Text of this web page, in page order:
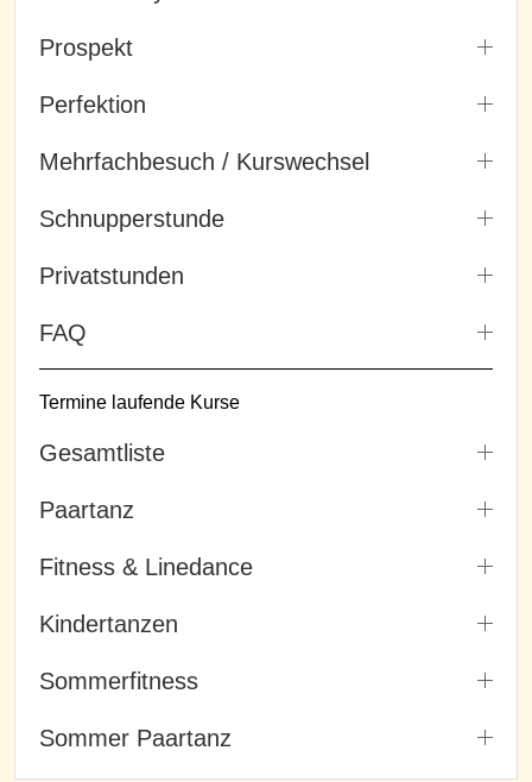
Prospekt
Perfektion
Mehrfachbesuch / Kurswechsel
Schnupperstunde
Privatstunden
FAQ
Termine laufende Kurse
Gesamtliste
Paartanz
Fitness & Linedance
Kindertanzen
Sommerfitness
Sommer Paartanz